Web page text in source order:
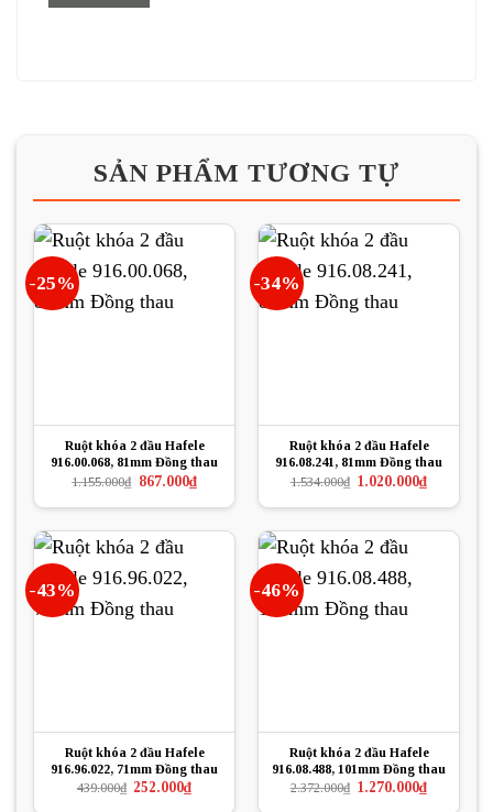
SẢN PHẨM TƯƠNG TỰ
-25%
Ruột khóa 2 đầu Hafele
916.00.068, 81mm Đồng thau
1.155.000₫ Giá
là:
867.000₫Giá
hiện
tại
867.000₫.
-34%
Ruột khóa 2 đầu Hafele
916.08.241, 81mm Đồng thau
1.534.000₫ Giá
là:
1.020.000₫Giá
hiện
tại
1.020.000₫.
-43%
Ruột khóa 2 đầu Hafele
916.96.022, 71mm Đồng thau
439.000₫ Giá
252.000₫Giá
hiện
-46%
Ruột khóa 2 đầu Hafele
916.08.488, 101mm Đồng thau
2.372.000₫ Giá
1.270.000₫Giá
hiện